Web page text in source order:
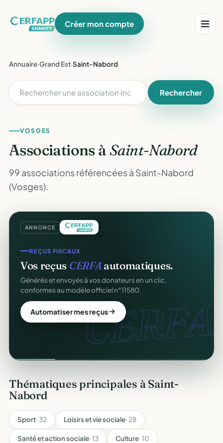
Créer mon compte
Annuaire›Grand Est›Saint-Nabord
Rechercher
VOSGES
Associations à Saint-Nabord
99 associations référencées à Saint-Nabord
(Vosges).
ANNONCE
CERFA.
REÇUS FISCAUX
Vos reçus CERFAautomatiques.
Générés et envoyés à vos donateurs en un clic,
conformes au modèle officiel n°11580.
Automatiser mes reçus
Thématiques principales à Saint-
Nabord
Sport· 32 Loisirs et vie sociale· 28
Santé et action sociale· 13 Culture· 10